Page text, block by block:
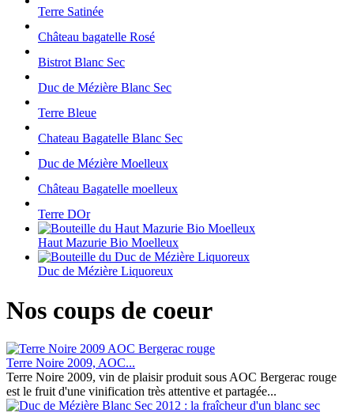
Terre Satinée
Château bagatelle Rosé
Bistrot Blanc Sec
Duc de Mézière Blanc Sec
Terre Bleue
Chateau Bagatelle Blanc Sec
Duc de Mézière Moelleux
Château Bagatelle moelleux
Terre DOr
Haut Mazurie Bio Moelleux
Duc de Mézière Liquoreux
Nos coups de coeur
Terre Noire 2009, AOC...
Terre Noire 2009, vin de plaisir produit sous AOC Bergerac rouge
est le fruit d'une vinification très attentive et partagée...